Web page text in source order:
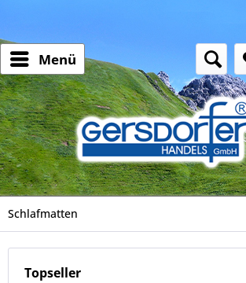
Menü
Schlafmatten
Topseller